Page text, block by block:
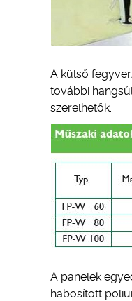
A külső
további
szerelhetők.
A panelek
habosított